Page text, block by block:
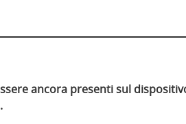
ancora presenti sul